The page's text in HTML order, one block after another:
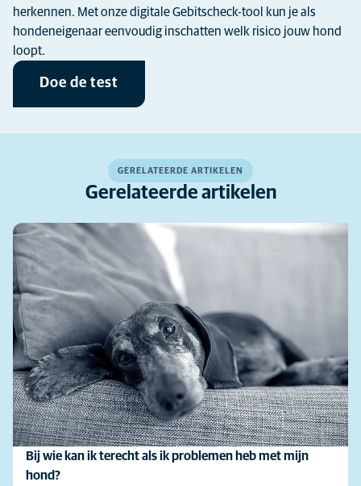
herkennen. Met onze digitale Gebitscheck-tool kun je als
hondeneigenaar eenvoudig inschatten welk risico jouw hond
loopt.
Doe de test
GERELATEERDE ARTIKELEN
Gerelateerde artikelen
Bij wie kan ik terecht als ik problemen heb met mijn
hond?